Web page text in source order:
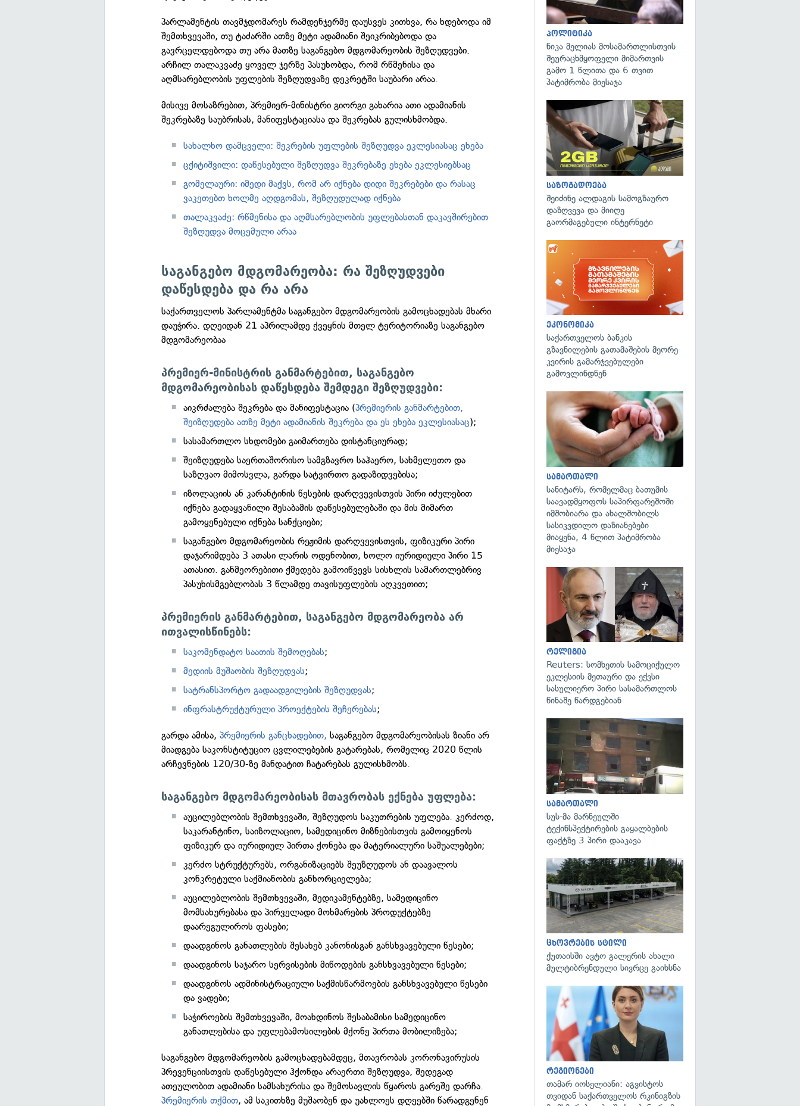
პარლამენტის თავმჯდომარეს რამდენჯერმე დაუსვეს კითხვა, რა ხდებოდა იმ
შემთხვევაში, თუ ტაძარში ათზე მეტი ადამიანი შეიკრიბებოდა და
გავრცელდებოდა თუ არა მათზე საგანგებო მდგომარეობის შეზღუდვები.
არჩილ თალაკვაძე ყოველ ჯერზე პასუხობდა, რომ რწმენისა და
აღმსარებლობის უფლების შეზღუდვაზე დეკრეტში საუბარი არაა.
მისივე მოსაზრებით, პრემიერ-მინისტრი გიორგი გახარია ათი ადამიანის
შეკრებაზე საუბრისას, მანიფესტაციასა და შეკრებას გულისხმობდა.
სახალხო დამცველი: შეკრების უფლების შეზღუდვა ეკლესიასაც ეხება
ცქიტიშვილი: დაწესებული შეზღუდვა შეკრებაზე ეხება ეკლესიებსაც
გომელაური: იმედი მაქვს, რომ არ იქნება დიდი შეკრებები და რასაც
ვაკეთებთ ხოლმე აღდგომას, შეზღუდულად იქნება
თალაკვაძე: რწმენისა და აღმსარებლობის უფლებასთან დაკავშირებით
შეზღუდვა მოცემული არაა
საგანგებო მდგომარეობა: რა შეზღუდვები
დაწესდება და რა არა
საქართველოს პარლამენტმა საგანგებო მდგომარეობის გამოცხადებას მხარი
დაუჭირა. დღეიდან 21 აპრილამდე ქვეყნის მთელ ტერიტორიაზე საგანგებო
მდგომარეობაა
პრემიერ-მინისტრის განმარტებით, საგანგებო
მდგომარეობისას დაწესდება შემდეგი შეზღუდვები:
აიკრძალება შეკრება და მანიფესტაცია (პრემიერის განმარტებით,
შეიზღუდება ათზე მეტი ადამიანის შეკრება და ეს ეხება ეკლესიასაც);
სასამართლო სხდომები გაიმართება დისტანციურად;
შეიზღუდება საერთაშორისო სამგზავრო საჰაერო, სახმელეთო და
საზღვაო მიმოსვლა, გარდა სატვირთო გადაზიდვებისა;
იზოლაციის ან კარანტინის წესების დარღვევისთვის პირი იძულებით
იქნება გადაყვანილი შესაბამის დაწესებულებაში და მის მიმართ
გამოყენებული იქნება სანქციები;
საგანგებო მდგომარეობის რეჟიმის დარღვევისთვის, ფიზიკური პირი
დაჯარიმდება 3 ათასი ლარის ოდენობით, ხოლო იურიდიული პირი 15
ათასით. განმეორებითი ქმედება გამოიწვევს სისხლის სამართლებრივ
პასუხისმგებლობას 3 წლამდე თავისუფლების აღკვეთით;
პრემიერის განმარტებით, საგანგებო მდგომარეობა არ
ითვალისწინებს:
საკომენდატო საათის შემოღებას;
მედიის მუშაობის შეზღუდვას;
სატრანსპორტო გადაადგილების შეზღუდვას;
ინფრასტრუქტურული პროექტების შეჩერებას;
გარდა ამისა,პრემიერის განცხადებით, საგანგებო მდგომარეობისას ზიანი არ
მიადგება საკონსტიტუციო ცვლილებების გატარებას, რომელიც 2020 წლის
არჩევნების 120/30-ზე მანდატით ჩატარებას გულისხმობს.
საგანგებო მდგომარეობისას მთავრობას ექნება უფლება:
აუცილებლობის შემთხვევაში, შეზღუდოს საკუთრების უფლება. კერძოდ,
საკარანტინო, საიზოლაციო, სამედიცინო მიზნებისთვის გამოიყენოს
ფიზიკურ და იურიდიულ პირთა ქონება და მატერიალური საშუალებები;
კერძო სტრუქტურებს, ორგანიზაციებს შეუზღუდოს ან დაავალოს
კონკრეტული საქმიანობის განხორციელება;
აუცილებლობის შემთხვევაში, მედიკამენტებზე, სამედიცინო
მომსახურებასა და პირველადი მოხმარების პროდუქტებზე
დაარეგულიროს ფასები;
დაადგინოს განათლების შესახებ კანონისგან განსხვავებული წესები;
დაადგინოს საჯარო სერვისების მიწოდების განსხვავებული წესები;
დაადგინოს ადმინისტრაციული საქმისწარმოების განსხვავებული წესები
და ვადები;
საჭიროების შემთხვევაში, მოახდინოს შესაბამისი სამედიცინო
განათლებისა და უფლებამოსილების მქონე პირთა მობილიზება;
საგანგებო მდგომარეობის გამოცხადებამდეც, მთავრობას კორონავირუსის
პრევენციისთვის დაწესებული ჰქონდა არაერთი შეზღუდვა, შედეგად
ათეულობით ადამიანი სამსახურისა და შემოსავლის წყაროს გარეშე დარჩა.
პრემიერის თქმით, ამ საკითხზე მუშაობენ და უახლოეს დღეებში წარადგენენ
პოლიტიკა
ნიკა მელიას მოსამართლისთვის
შეურაცხმყოფელი მიმართვის
გამო 1 წლითა და 6 თვით
პატიმრობა მიესაჯა
საზოგადოება
შეიძინე ალდაგის სამოგზაურო
დაზღვევა და მიიღე
გაორმაგებული ინტერნეტი
ეკონომიკა
საქართველოს ბანკის
გზავნილების გათამაშების მეორე
კვირის გამარჯვებულები
გამოვლინდნენ
სამართალი
სანიტარს, რომელმაც ბათუმის
საავადმყოფოს საპირფარეშოში
იმშობიარა და ახალშობილს
სასიკვდილო დაზიანებები
მიაყენა, 4 წლით პატიმრობა
მიესაჯა
რელიგია
Reuters: სომხეთის სამოციქულო
ეკლესიის მეთაური და ექვსი
სასულიერო პირი სასამართლოს
წინაშე წარდგებიან
სამართალი
სუს-მა მარნეულში
ტექინსპექტირების გაყალბების
ფაქტზე 3 პირი დააკავა
ცხოვრების სტილი
ქუთაისში ავტო გალერის ახალი
მულტიბრენდული სივრცე გაიხსნა
რეგიონები
თამარ იოსელიანი: აგვისტოს
თვიდან საქართველოს რკინიგზის